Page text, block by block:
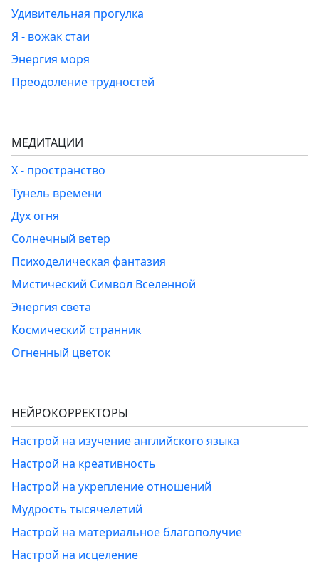
Удивительная прогулка
Я - вожак стаи
Энергия моря
Преодоление трудностей
МЕДИТАЦИИ
Х - пространство
Тунель времени
Дух огня
Солнечный ветер
Психоделическая фантазия
Мистический Символ Вселенной
Энергия света
Космический странник
Огненный цветок
НЕЙРОКОРРЕКТОРЫ
Настрой на изучение английского языка
Настрой на креативность
Настрой на укрепление отношений
Мудрость тысячелетий
Настрой на материальное благополучие
Настрой на исцеление